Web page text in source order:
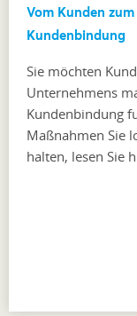
Vom Kunden
Kundenbindung
Sie möchten
Unternehmens
Kundenbindung
Maßnahmen Sie
halten, lesen Sie